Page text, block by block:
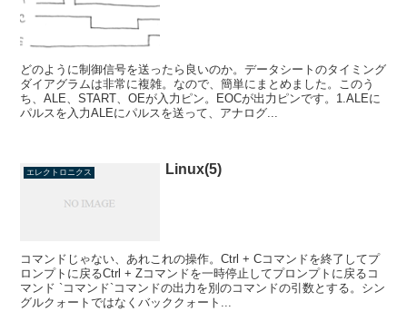
どのように制御信号を送ったら良いのか。データシートのタイミング
ダイアグラムは非常に複雑。なので、簡単にまとめました。このう
ち、ALE、START、OEが入力ピン。EOCが出力ピンです。1.ALEに
パルスを入力ALEにパルスを送って、アナログ...
エレクトロニクス Linux(5)
コマンドじゃない、あれこれの操作。Ctrl + Cコマンドを終了してプ
ロンプトに戻るCtrl + Zコマンドを一時停止してプロンプトに戻るコ
マンド `コマンド`コマンドの出力を別のコマンドの引数とする。シン
グルクォートではなくバッククォート...